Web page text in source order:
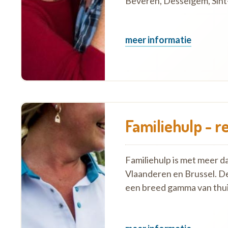
meer informatie
Familiehulp -
Familiehulp is met meer
Vlaanderen en Brussel.
een breed gamma van